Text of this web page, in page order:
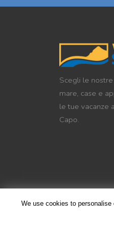
Scegli le
mare, case e
le tue vacanze
Capo.
We use cookies to